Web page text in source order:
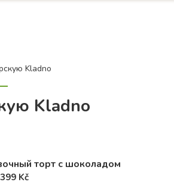
Kladno
Kladno
торт с шоколадом
Kč